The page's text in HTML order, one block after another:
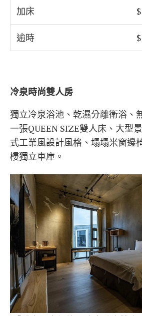
加床
逾時
冷泉時尚雙人房
獨立冷泉浴池、乾濕分離衛浴、
一張QUEEN SIZE雙人床、大型
式工業風設計風格、塌塌米窗邊
樓獨立車庫。